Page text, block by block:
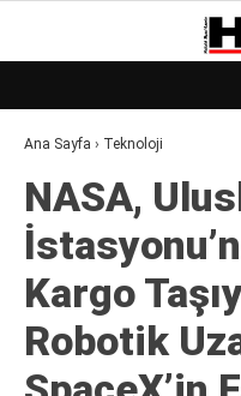
GALERİ
DÜNYA
EKONOMI
GÜNDEM
KÜLÜR – SANAT
MAGAZIN
Ana Sayfa › Teknoloji
NASA,
Kargo
Robotik